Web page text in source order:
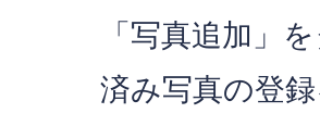
「写真追加」
済み写真の登